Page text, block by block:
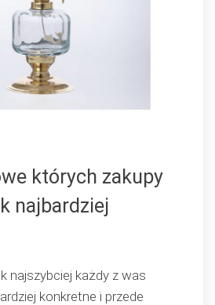
których zakupy
najbardziej
najszybciej każdy z was
konkretne i przede